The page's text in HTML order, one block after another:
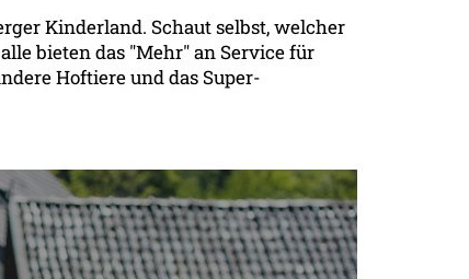
Kinderland. Schaut selbst, welcher
bieten das "Mehr" an Service für
Hoftiere und das Super-